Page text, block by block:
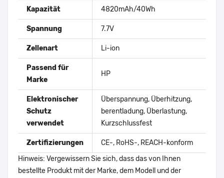
Kapazität 4820mAh/40Wh
Spannung 7.7V
Zellenart Li-ion
Passend für
Marke
HP
Elektronischer
Schutz
verwendet
Überspannung, Überhitzung,
berentladung, Überlastung,
Kurzschlussfest
Zertifizierungen
CE-, RoHS-, REACH-konform
Hinweis: Vergewissern Sie sich, dass das von Ihnen
bestellte Produkt mit der Marke, dem Modell und der